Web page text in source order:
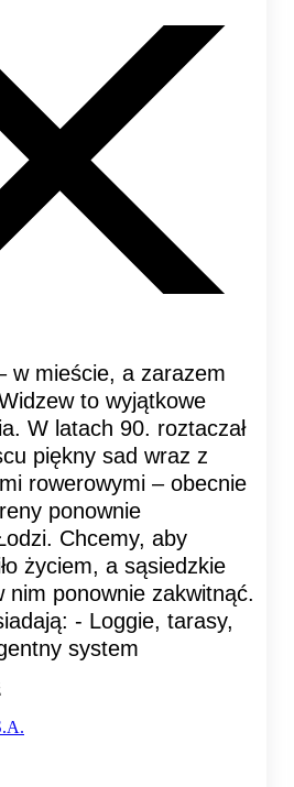
w mieście, a zarazem
to wyjątkowe
W latach 90. roztaczał
piękny sad wraz z
rowerowymi – obecnie
ponownie
Chcemy, aby
życiem, a sąsiedzkie
nim ponownie zakwitnąć.
- Loggie, tarasy,
system